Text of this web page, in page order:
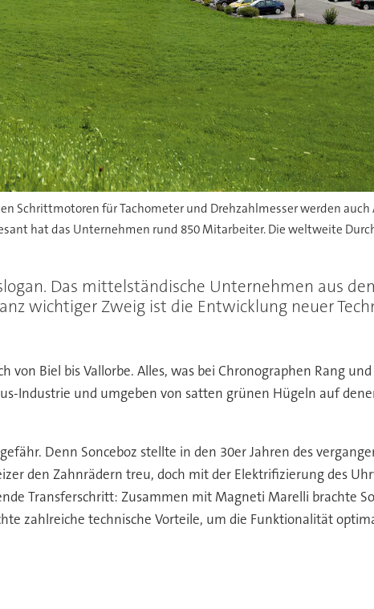
Schrittmotoren für Tachometer und Drehzahlmesser werden
hat das Unternehmen rund 850 Mitarbeiter. Die weltweite
Das mittelständische Unternehmen aus
wichtiger Zweig ist die Entwicklung neuer
Biel bis Vallorbe. Alles, was bei Chronographen Rang
Industrie und umgeben von satten grünen Hügeln auf
Denn Sonceboz stellte in den 30er Jahren des
den Zahnrädern treu, doch mit der Elektrifizierung des
Transferschritt: Zusammen mit Magneti Marelli brachte
zahlreiche technische Vorteile, um die Funktionalität